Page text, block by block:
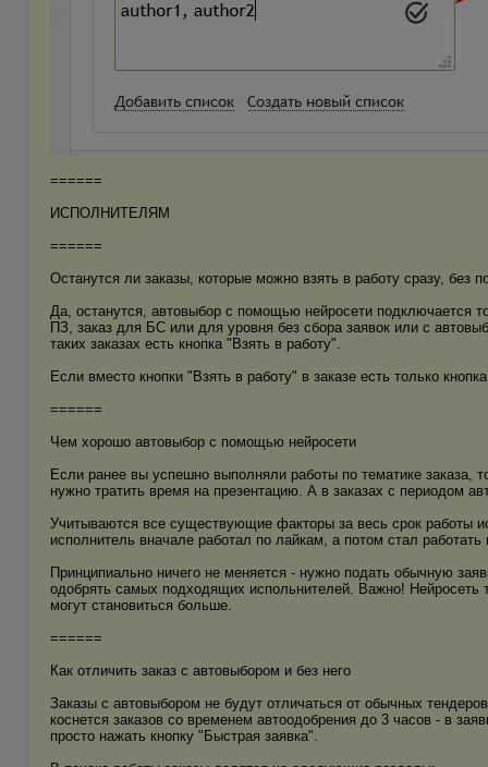
======
ИСПОЛНИТЕЛЯМ
======
Останутся ли заказы, которые можно взять в работу сразу, без
Да, останутся, автовыбор с помощью нейросети подключается
ПЗ, заказ для БС или для уровня без сбора заявок или с
таких заказах есть кнопка "Взять в работу".
Если вместо кнопки "Взять в работу" в заказе есть только
======
Чем хорошо автовыбор с помощью нейросети
Если ранее вы успешно выполняли работы по тематике заказа,
нужно тратить время на презентацию. А в заказах с периодом
Учитываются все существующие факторы за весь срок работы
исполнитель вначале работал по лайкам, а потом стал
Принципиально ничего не меняется - нужно подать обычную
одобрять самых подходящих испольнителей. Важно! Нейросеть
могут становиться больше.
======
Как отличить заказ с автовыбором и без него
Заказы с автовыбором не будут отличаться от обычных
коснется заказов со временем автоодобрения до 3 часов - в
просто нажать кнопку "Быстрая заявка".